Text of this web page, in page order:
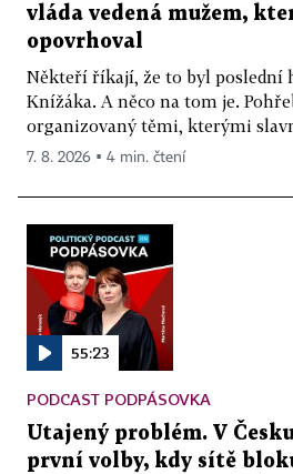
vláda vedená mužem,
opovrhoval
Někteří říkají, že to byl poslední
Knížáka. A něco na tom je.
organizovaný těmi, kterými
7. 8. 2026 ▪ 4 min. čtení
55:23
PODCAST PODPÁSOVKA
Utajený problém. V
první volby, kdy sítě